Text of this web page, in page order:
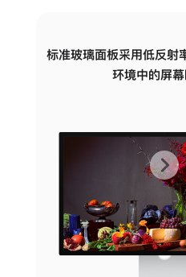
标准玻璃面板采用低反射
环境中的屏幕
上
一
张
图
下
一
张
图